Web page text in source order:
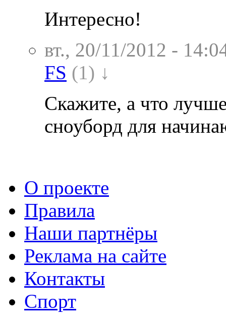
Интересно!
вт., 20/11/2012 -
FS (1) ↓
Скажите, а что
сноуборд для
О проекте
Правила
Наши партнёры
Реклама на сайте
Контакты
Спорт